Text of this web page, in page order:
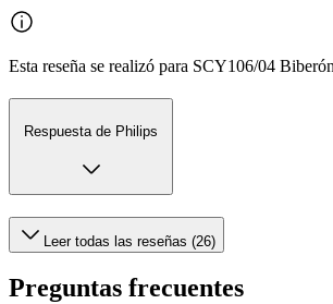
Esta reseña se realizó para SCY106/04
Respuesta de Philips
Leer todas las reseñas (26)
Preguntas frecuentes